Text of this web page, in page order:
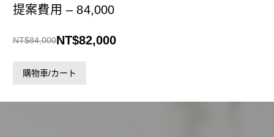
提案費用 – 84,000
NT$84,000
原
價
NT$82,000
目
價購物車/カート